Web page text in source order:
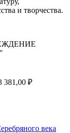
и творчества.
381,00 ₽
века